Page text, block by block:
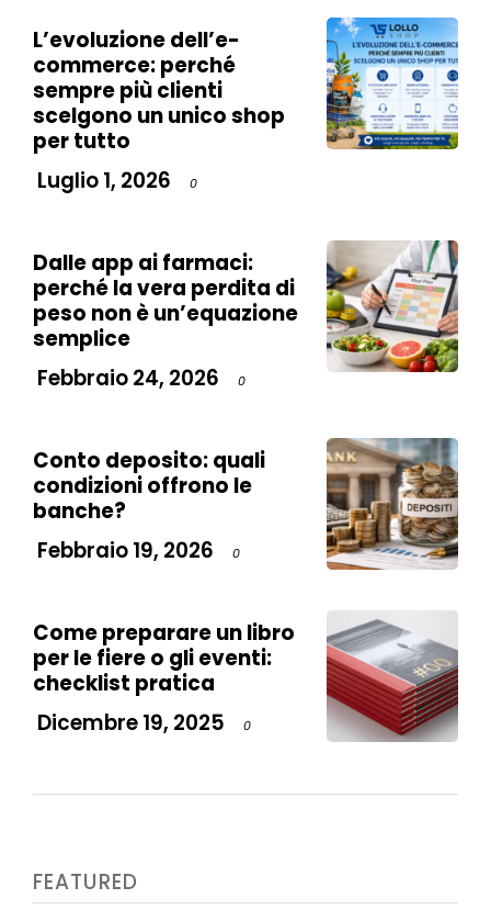
L’evoluzione dell’e-
commerce: perché
sempre più clienti
scelgono un unico shop
per tutto
Luglio 1, 2026
0
Dalle app ai farmaci:
perché la vera perdita di
peso non è un’equazione
semplice
Febbraio 24, 2026
0
Conto deposito: quali
condizioni offrono le
banche?
Febbraio 19, 2026
0
Come preparare un libro
per le fiere o gli eventi:
checklist pratica
Dicembre 19, 2025
0
FEATURED